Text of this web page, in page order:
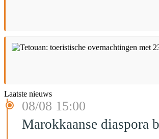
Laatste nieuws
08/08 15:00
Marokkaanse diaspora